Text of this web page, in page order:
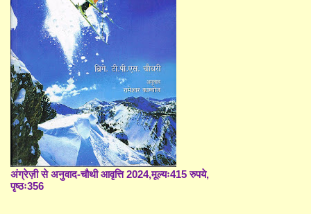
अंग्रेज़ी से अनुवाद-चौथी आवृत्ति 2024,मूल्यः415 रुपये,
पृष्ठः356